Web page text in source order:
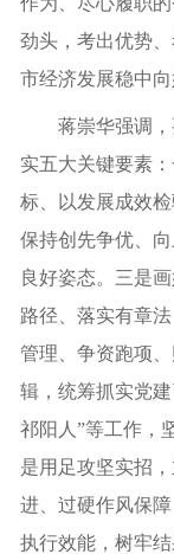
劲头，考出优势
市经济发展稳中向
蒋崇华强调
实五大关键要素
标、以发展成效
保持创先争优、
良好姿态。三是
路径、落实有章
管理、争资跑项
辑，统筹抓实党
祁阳人”等工作，
是用足攻坚实招
进、过硬作风保
执行效能，树牢